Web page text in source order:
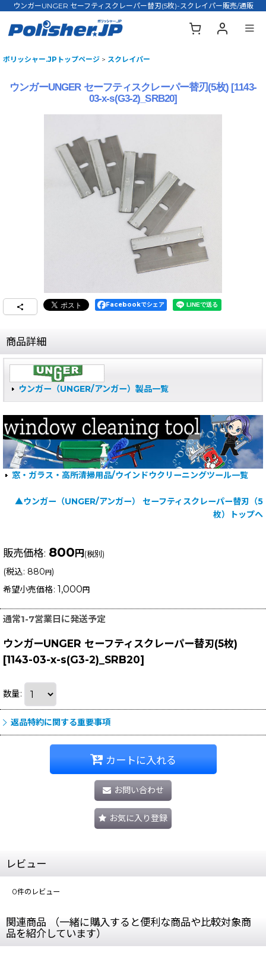
ウンガーUNGER セーフティスクレーパー替刃(5枚)-スクレイパー販売/通販
ポリッシャー.JPトップページ > スクレイパー
ウンガーUNGER セーフティスクレーパー替刃(5枚) [1143-
03-x-s(G3-2)_SRB20]
Facebookでシェア
商品詳細
ウンガー（UNGER/アンガー）製品一覧
窓・ガラス・高所清掃用品/ウインドウクリーニングツール一覧
▲ウンガー（UNGER/アンガー） セーフティスクレーパー替刃（5
枚）トップへ
販売価格: 800 円 (税別)
(税込: 880 円)
希望小売価格: 1,000 円
通常1-7営業日に発送予定
ウンガーUNGER セーフティスクレーパー替刃(5枚)
[1143-03-x-s(G3-2)_SRB20]
数量:
返品特約に関する重要事項
カートに入れる
お問い合わせ
お気に入り登録
レビュー
0件のレビュー
関連商品 （一緒に購入すると便利な商品や比較対象商
品を紹介しています）